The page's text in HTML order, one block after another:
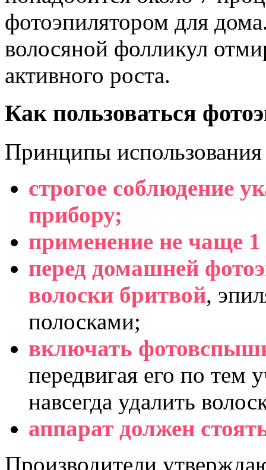
фотоэпилятором для
волосяной фолликул
активного роста.
Как пользоваться
Принципы
строгое соблюдение
прибору;
применение не чаще 1
перед домашней
волоски бритвой,
полосками;
включать
передвигая его по тем
навсегда удалить
аппарат должен
Производители